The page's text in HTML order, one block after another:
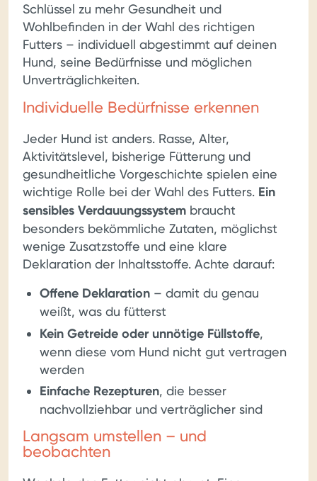
Schlüssel zu mehr Gesundheit und
Wohlbefinden in der Wahl des richtigen
Futters – individuell abgestimmt auf deinen
Hund, seine Bedürfnisse und möglichen
Unverträglichkeiten.
Individuelle Bedürfnisse erkennen
Jeder Hund ist anders. Rasse, Alter,
Aktivitätslevel, bisherige Fütterung und
gesundheitliche Vorgeschichte spielen eine
wichtige Rolle bei der Wahl des Futters. Ein
sensibles Verdauungssystem braucht
besonders bekömmliche Zutaten, möglichst
wenige Zusatzstoffe und eine klare
Deklaration der Inhaltsstoffe. Achte darauf:
Offene Deklaration – damit du genau
weißt, was du fütterst
Kein Getreide oder unnötige Füllstoffe,
wenn diese vom Hund nicht gut vertragen
werden
Einfache Rezepturen, die besser
nachvollziehbar und verträglicher sind
Langsam umstellen – und
beobachten